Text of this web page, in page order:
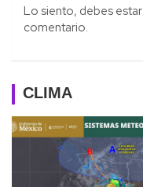
Lo siento, debes estar
comentario.
CLIMA